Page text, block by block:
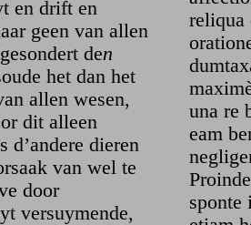
en drift en
geen van allen
den
het dan het
allen wesen,
dit alleen
d’andere dieren
van wel te
door
versuymende,
reliqua
una re
eam
sponte